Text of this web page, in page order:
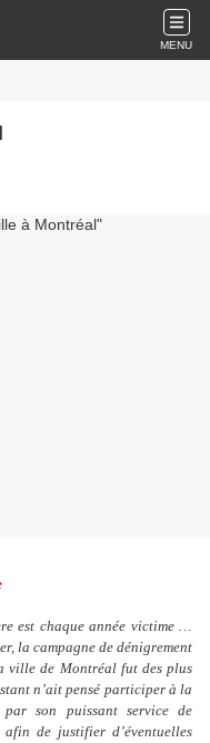
MENU
est chaque année victime …
la campagne de dénigrement
ville de Montréal fut des plus
n’ait pensé participer à la
son puissant service de
de justifier d’éventuelles